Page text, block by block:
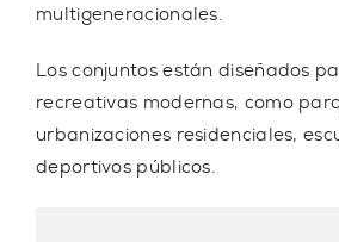
multigeneracionales.
Los conjuntos están diseñados
recreativas modernas, como
urbanizaciones residenciales,
deportivos públicos.